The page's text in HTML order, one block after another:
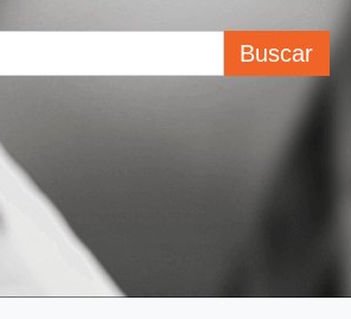
Buscar